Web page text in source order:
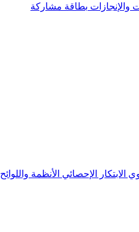
والإنجازات بطاقة مشاركة
الابتكار الإحصائي الأنظمة واللوائح